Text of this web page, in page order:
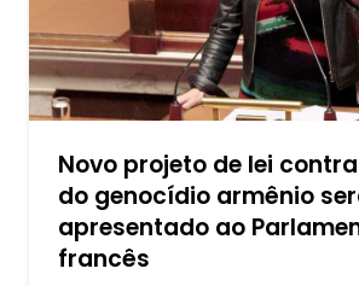
Novo projeto de lei
do genocídio armênio
apresentado ao
francês